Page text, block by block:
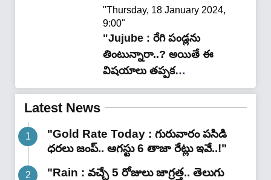
"Thursday, 18 January 2024,
9:00"
"Jujube : రేగి పండ్లను
తింటున్నారా..? అయితే ఈ
విషయాలు తప్పక
తెలుసుకొండి..!!"
Latest News
"Gold Rate Today : గురువారం పసిడి
ధరలు జంప్.. ఆగస్టు 6 తాజా రేట్లు ఇవే..!"
"Rain : వచ్చే 5 రోజులు జాగ్రత్త.. తెలుగు